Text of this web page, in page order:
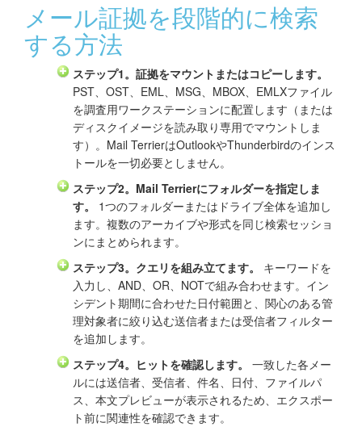
メール証拠を段階的に検索
する方法
ステップ1。証拠をマウントまたはコピーします。
PST、OST、EML、MSG、MBOX、EMLXファイル
を調査用ワークステーションに配置します（または
ディスクイメージを読み取り専用でマウントしま
す）。Mail TerrierはOutlookやThunderbirdのインス
トールを一切必要としません。
ステップ2。Mail Terrierにフォルダーを指定しま
す。
1つのフォルダーまたはドライブ全体を追加し
ます。複数のアーカイブや形式を同じ検索セッショ
ンにまとめられます。
ステップ3。クエリを組み立てます。
キーワードを
入力し、AND、OR、NOTで組み合わせます。イン
シデント期間に合わせた日付範囲と、関心のある管
理対象者に絞り込む送信者または受信者フィルター
を追加します。
ステップ4。ヒットを確認します。
一致した各メー
ルには送信者、受信者、件名、日付、ファイルパ
ス、本文プレビューが表示されるため、エクスポー
ト前に関連性を確認できます。